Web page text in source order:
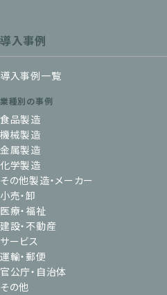
導入事例
導入事例一覧
業種別の事例
食品製造
機械製造
金属製造
化学製造
その他製造・メーカー
小売・卸
医療・福祉
建設・不動産
サービス
運輸・郵便
官公庁・自治体
その他